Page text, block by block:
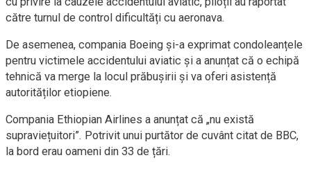
către turnul de control dificultăți cu aeronava.
De asemenea, compania Boeing și-a exprimat condoleanțele
pentru victimele accidentului aviatic și a anunțat că o echipă
tehnică va merge la locul prăbușirii și va oferi asistență
autorităților etiopiene.
Compania Ethiopian Airlines a anunțat că „nu există
supraviețuitori”. Potrivit unui purtător de cuvânt citat de BBC,
la bord erau oameni din 33 de țări.